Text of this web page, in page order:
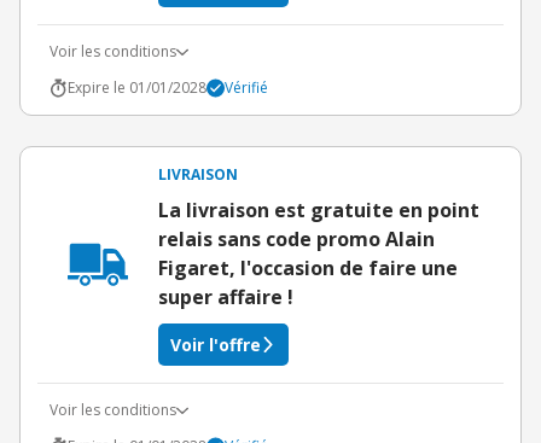
Voir les conditions
Expire le 01/01/2028
Vérifié
LIVRAISON
La livraison est gratuite en point
relais sans code promo Alain
Figaret, l'occasion de faire une
super affaire !
Voir l'offre
Voir les conditions